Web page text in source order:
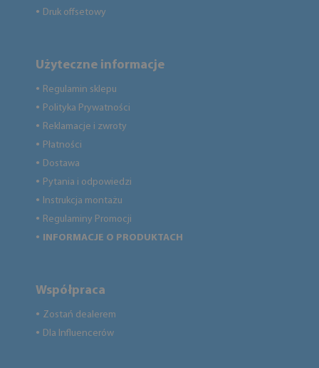
● Druk offsetowy
Użyteczne informacje
● Regulamin sklepu
● Polityka Prywatności
● Reklamacje i zwroty
● Płatności
● Dostawa
● Pytania i odpowiedzi
● Instrukcja montażu
● Regulaminy Promocji
● INFORMACJE O PRODUKTACH
Współpraca
● Zostań dealerem
● Dla Influencerów